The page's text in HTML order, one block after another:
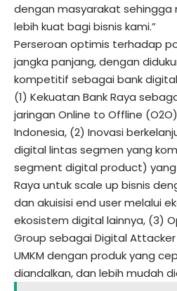
dengan masyarakat
lebih kuat bagi bisnis kami.”
Perseroan optimis terhadap
jangka panjang, dengan
kompetitif sebagai bank
(1) Kekuatan Bank Raya
jaringan Online to Offline
Indonesia, (2) Inovasi
digital lintas segmen yang
segment digital product) yang
Raya untuk scale up bisnis
dan akuisisi end user melalui
ekosistem digital lainnya, (3)
Group sebagai Digital
UMKM dengan produk yang
diandalkan, dan lebih mudah